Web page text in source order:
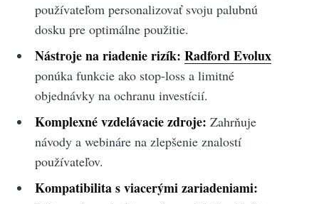
používateľom personalizovať svoju palubnú
dosku pre optimálne použitie.
Nástroje na riadenie rizík: Radford Evolux
ponúka funkcie ako stop-loss a limitné
objednávky na ochranu investícií.
Komplexné vzdelávacie zdroje: Zahrňuje
návody a webináre na zlepšenie znalostí
používateľov.
Kompatibilita s viacerými zariadeniami: